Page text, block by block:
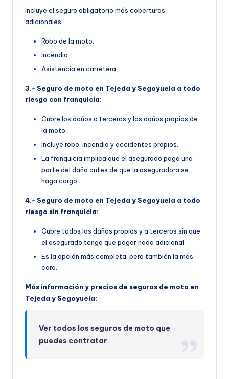
Incluye el seguro obligatorio más coberturas
adicionales:
Robo de la moto.
Incendio.
Asistencia en carretera
3.- Seguro de moto en Tejeda y Segoyuela a todo
riesgo con franquicia:
Cubre los daños a terceros y los daños propios de
la moto.
Incluye robo, incendio y accidentes propios.
La franquicia implica que el asegurado paga una
parte del daño antes de que la aseguradora se
haga cargo.
4.- Seguro de moto en Tejeda y Segoyuela a todo
riesgo sin franquicia:
Cubre todos los daños propios y a terceros sin que
el asegurado tenga que pagar nada adicional.
Es la opción más completa, pero también la más
cara.
Más información y precios de seguros de moto en
Tejeda y Segoyuela:
Ver todos los seguros de moto que
puedes contratar